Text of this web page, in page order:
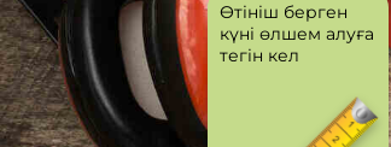
Өтініш берген
күні өлшем алуға
тегін кел